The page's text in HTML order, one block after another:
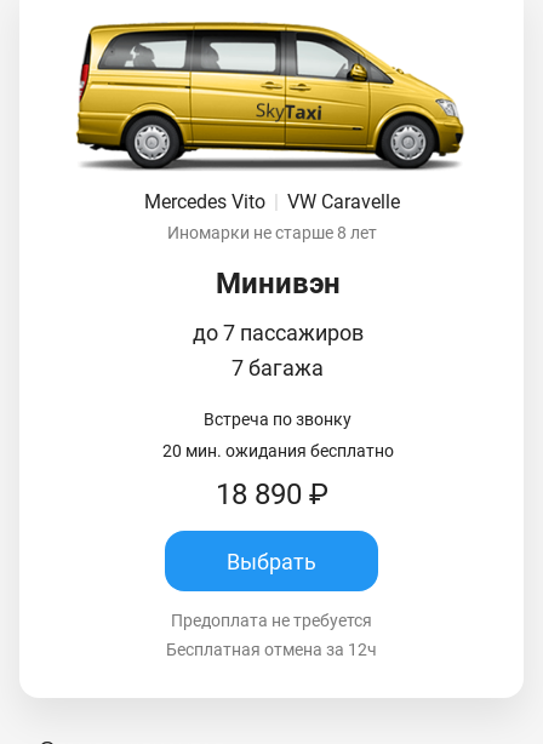
Mercedes Vito VW Caravelle
Иномарки не старше 8 лет
Минивэн
до 7 пассажиров
7 багажа
Встреча по звонку
20 мин. ожидания бесплатно
18 890 ₽
Выбрать
Предоплата не требуется
Бесплатная отмена за 12ч